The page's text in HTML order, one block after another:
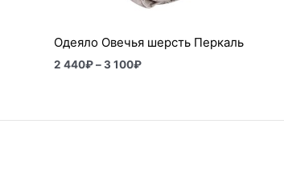
Одеяло Овечья шерсть Перкаль
2 440₽–3 100₽